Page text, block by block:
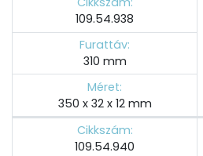
109.54.938
Furattáv:
310 mm
Méret:
350 x 32 x 12 mm
Cikkszám:
109.54.940